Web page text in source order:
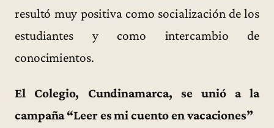
resultó muy positiva como socialización de los
estudiantes y como intercambio de
conocimientos.
El Colegio, Cundinamarca, se unió a la
campaña “Leer es mi cuento en vacaciones”